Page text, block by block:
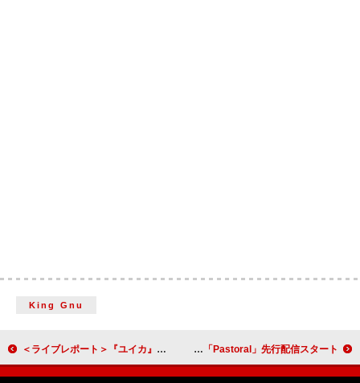
King Gnu
＜ライブレポート＞『ユイカ』が放つ愛の矢や光が意味するもの 初の全国Zeppツアー【Tsukimisou】東京公演 Aimer、アニメ『羅小黒戦記』日本語吹替版の主題歌「Pastoral」先行配信スタート